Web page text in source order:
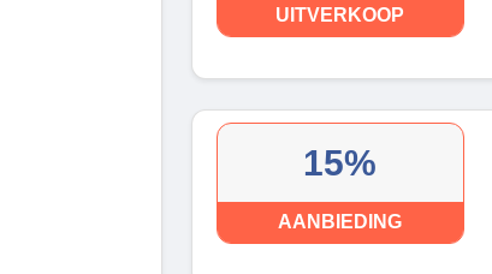
UITVERKOOP
15%
AANBIEDING